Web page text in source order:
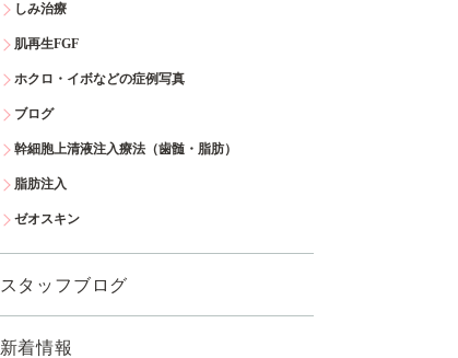
しみ治療
肌再生FGF
ホクロ・イボなどの症例写真
ブログ
幹細胞上清液注入療法（歯髄・脂肪）
脂肪注入
ゼオスキン
スタッフブログ
新着情報